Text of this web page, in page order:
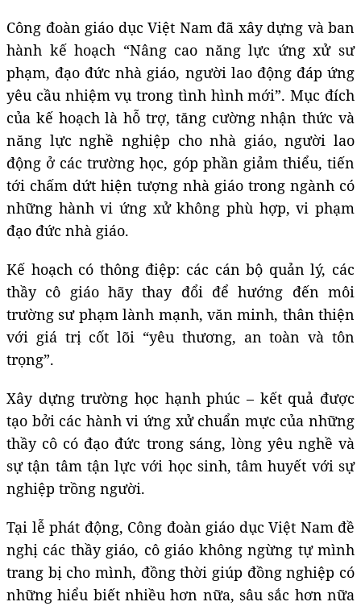
Công đoàn giáo dục Việt Nam đã xây dựng và ban
hành kế hoạch “Nâng cao năng lực ứng xử sư
phạm, đạo đức nhà giáo, người lao động đáp ứng
yêu cầu nhiệm vụ trong tình hình mới”. Mục đích
của kế hoạch là hỗ trợ, tăng cường nhận thức và
năng lực nghề nghiệp cho nhà giáo, người lao
động ở các trường học, góp phần giảm thiểu, tiến
tới chấm dứt hiện tượng nhà giáo trong ngành có
những hành vi ứng xử không phù hợp, vi phạm
đạo đức nhà giáo.
Kế hoạch có thông điệp: các cán bộ quản lý, các
thầy cô giáo hãy thay đổi để hướng đến môi
trường sư phạm lành mạnh, văn minh, thân thiện
với giá trị cốt lõi “yêu thương, an toàn và tôn
trọng”.
Xây dựng trường học hạnh phúc – kết quả được
tạo bởi các hành vi ứng xử chuẩn mực của những
thầy cô có đạo đức trong sáng, lòng yêu nghề và
sự tận tâm tận lực với học sinh, tâm huyết với sự
nghiệp trồng người.
Tại lễ phát động, Công đoàn giáo dục Việt Nam đề
nghị các thầy giáo, cô giáo không ngừng tự mình
trang bị cho mình, đồng thời giúp đồng nghiệp có
những hiểu biết nhiều hơn nữa, sâu sắc hơn nữa